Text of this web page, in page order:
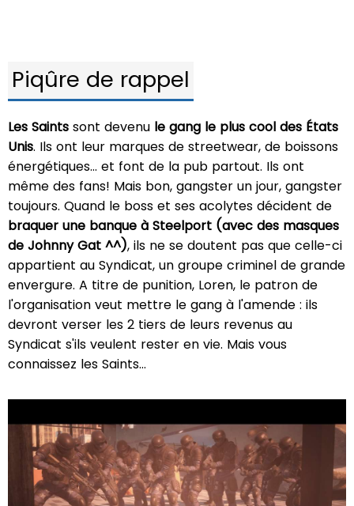
Piqûre de rappel
Les Saints sont devenu le gang le plus cool des États
Unis. Ils ont leur marques de streetwear, de boissons
énergétiques… et font de la pub partout. Ils ont
même des fans! Mais bon, gangster un jour, gangster
toujours. Quand le boss et ses acolytes décident de
braquer une banque à Steelport (avec des masques
de Johnny Gat ^^), ils ne se doutent pas que celle-ci
appartient au Syndicat, un groupe criminel de grande
envergure. A titre de punition, Loren, le patron de
l'organisation veut mettre le gang à l'amende : ils
devront verser les 2 tiers de leurs revenus au
Syndicat s'ils veulent rester en vie. Mais vous
connaissez les Saints…